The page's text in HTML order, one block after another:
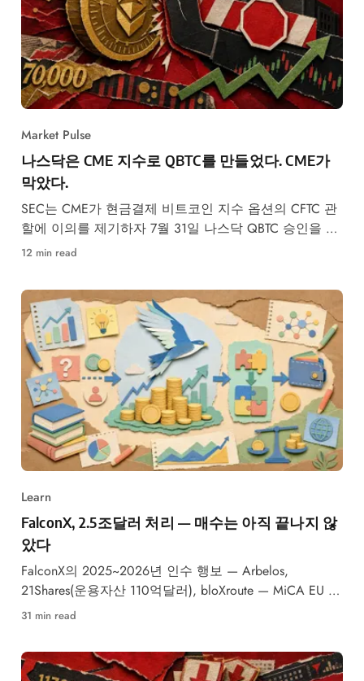
Market Pulse
나스닥은 CME 지수로 QBTC를 만들었다. CME가
막았다.
SEC는 CME가 현금결제 비트코인 지수 옵션의 CFTC 관
할에 이의를 제기하자 7월 31일 나스닥 QBTC 승인을 동
결했다.
12 min read
Learn
FalconX, 2.5조달러 처리 — 매수는 아직 끝나지 않
았다
FalconX의 2025~2026년 인수 행보 — Arbelos,
21Shares(운용자산 110억달러), bloXroute — MiCA EU 승
인과 의미
31 min read